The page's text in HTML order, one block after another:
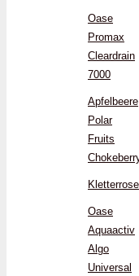
Oase
Promax
Cleardrain
7000
Apfelbeere
Polar
Fruits
Kletterrose
Oase
Aquaactiv
Algo
Universal